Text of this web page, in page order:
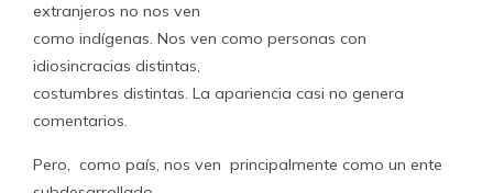
extranjeros no nos ven
como indígenas. Nos ven como personas con
idiosincracias distintas,
costumbres distintas. La apariencia casi no genera
comentarios.
Pero, como país, nos ven principalmente como un ente